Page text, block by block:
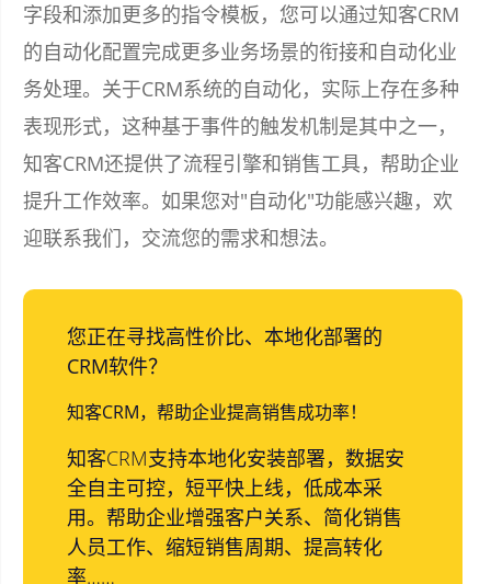
字段和添加更多的指令模板，您可以通过知客CRM
的自动化配置完成更多业务场景的衔接和自动化业
务处理。关于CRM系统的自动化，实际上存在多种
表现形式，这种基于事件的触发机制是其中之一，
知客CRM还提供了流程引擎和销售工具，帮助企业
提升工作效率。如果您对"自动化"功能感兴趣，欢
迎联系我们，交流您的需求和想法。
您正在寻找高性价比、本地化部署的
CRM软件？
知客CRM，帮助企业提高销售成功率！
知客CRM支持本地化安装部署，数据安
全自主可控，短平快上线，低成本采
用。帮助企业增强客户关系、简化销售
人员工作、缩短销售周期、提高转化
率……